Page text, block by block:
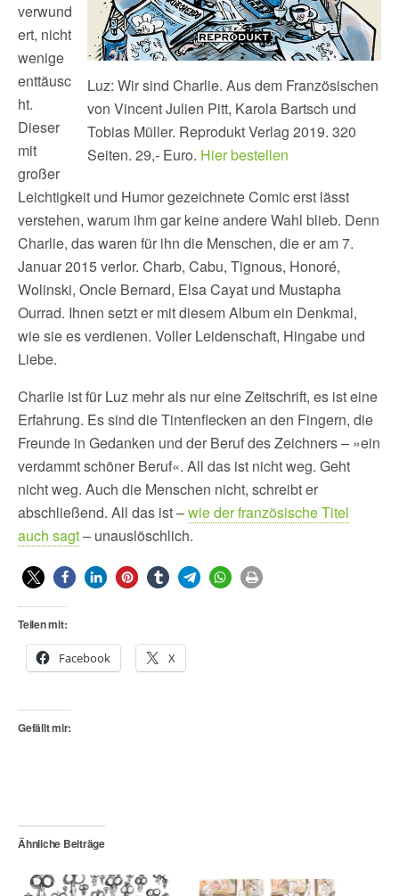
Luz: Wir sind Charlie. Aus dem Französischen
von Vincent Julien Pitt, Karola Bartsch und
Tobias Müller. Reprodukt Verlag 2019. 320
Seiten. 29,- Euro. Hier bestellen
verwund
ert, nicht
wenige
enttäusc
ht.
Dieser
mit
großer
Leichtigkeit und Humor gezeichnete Comic erst lässt
verstehen, warum ihm gar keine andere Wahl blieb. Denn
Charlie, das waren für ihn die Menschen, die er am 7.
Januar 2015 verlor. Charb, Cabu, Tignous, Honoré,
Wolinski, Oncle Bernard, Elsa Cayat und Mustapha
Ourrad. Ihnen setzt er mit diesem Album ein Denkmal,
wie sie es verdienen. Voller Leidenschaft, Hingabe und
Liebe.
Charlie ist für Luz mehr als nur eine Zeitschrift, es ist eine
Erfahrung. Es sind die Tintenflecken an den Fingern, die
Freunde in Gedanken und der Beruf des Zeichners – »ein
verdammt schöner Beruf«. All das ist nicht weg. Geht
nicht weg. Auch die Menschen nicht, schreibt er
abschließend. All das ist –wie der französische Titel
auch sagt– unauslöschlich.
Teilen mit:
Facebook X
Gefällt mir:
Ähnliche Beiträge